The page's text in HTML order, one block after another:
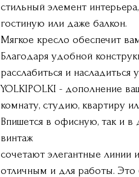
стильный элемент
гостиную или даже балкон.
Мягкое кресло обеспечит
Благодаря удобной
расслабиться и
YOLKIPOLKI - дополнение
комнату, студию, квартиру
Впишется в офисную, так и
винтаж
сочетают элегантные линии
отличным и для работы. Это